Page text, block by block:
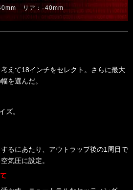
リア：-40mm
えて18インチをセレクト。さらに最大
を選んだ。
ズ。
るにあたり、アウトラップ後の1周目で
気圧に設定。